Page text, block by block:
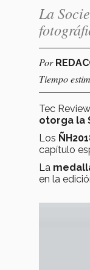
La
Por
Tiempo
Tec
otorga la
Los
capí­tulo
La
en la